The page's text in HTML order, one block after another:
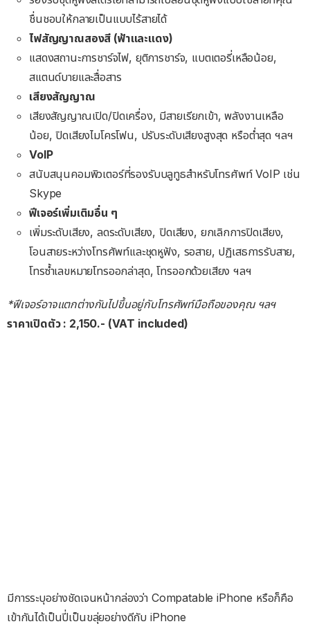
ชื่นชอบให้กลายเป็นแบบไร้สายได้
ไฟสัญญาณสองสี (ฟ้าและแดง)
แสดงสถานะการชาร์จไฟ, ยุติการชาร์จ, แบตเตอรี่เหลือน้อย,
สแตนด์บายและสื่อสาร
เสียงสัญญาณ
เสียงสัญญาณเปิด/ปิดเครื่อง, มีสายเรียกเข้า, พลังงานเหลือ
น้อย, ปิดเสียงไมโครโฟน, ปรับระดับเสียงสูงสุด หรือต่ำสุด ฯลฯ
VoIP
สนับสนุนคอมพิวเตอร์ที่รองรับบลูทูธสำหรับโทรศัพท์ VoIP เช่น
Skype
ฟีเจอร์เพิ่มเติมอื่น ๆ
เพิ่มระดับเสียง, ลดระดับเสียง, ปิดเสียง, ยกเลิกการปิดเสียง,
โอนสายระหว่างโทรศัพท์และชุดหูฟัง, รอสาย, ปฏิเสธการรับสาย,
โทรซ้ำเลขหมายโทรออกล่าสุด, โทรออกด้วยเสียง ฯลฯ
*ฟีเจอร์อาจแตกต่างกันไปขึ้นอยู่กับโทรศัพท์มือถือของคุณ ฯลฯ
ราคาเปิดตัว : 2,150.- (VAT included)
มีการระบุอย่างชัดเจนหน้ากล่องว่า Compatable iPhone หรือก็คือ
เข้ากันได้เป็นปี่เป็นขลุ่ยอย่างดีกับ iPhone